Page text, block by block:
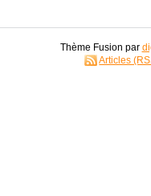
Thème Fusion par
Articles